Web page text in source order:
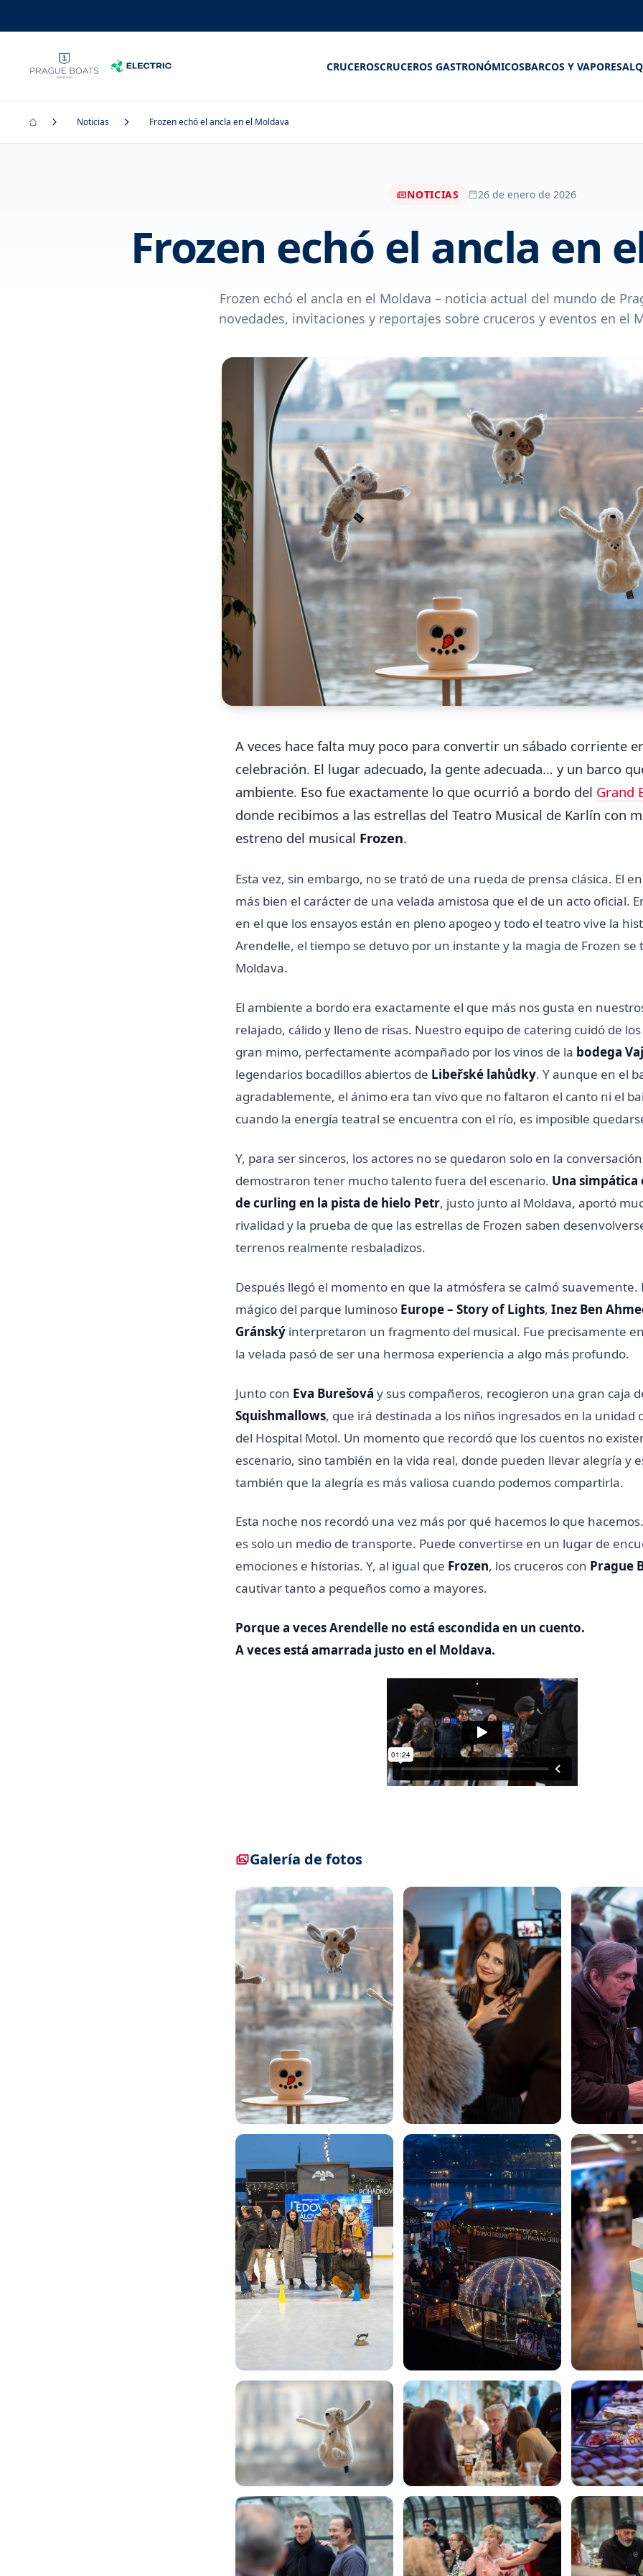
CRUCEROSCRUCEROS GASTRONÓMICOSBARCOS Y VAPORES
Noticias Frozen echó el ancla en el Moldava
NOTICIAS 26 de enero de 2026
Frozen echó el ancla en
Frozen echó el ancla en el Moldava – noticia actual del mundo de
novedades, invitaciones y reportajes sobre cruceros y eventos en el
A veces hace falta muy poco para convertir un sábado corriente
celebración. El lugar adecuado, la gente adecuada… y un barco
ambiente. Eso fue exactamente lo que ocurrió a bordo del Grand
donde recibimos a las estrellas del Teatro Musical de Karlín con
estreno del musical Frozen.
Esta vez, sin embargo, no se trató de una rueda de prensa clásica. El
más bien el carácter de una velada amistosa que el de un acto oficial.
en el que los ensayos están en pleno apogeo y todo el teatro vive la
Arendelle, el tiempo se detuvo por un instante y la magia de Frozen se
Moldava.
El ambiente a bordo era exactamente el que más nos gusta en
relajado, cálido y lleno de risas. Nuestro equipo de catering cuidó de
gran mimo, perfectamente acompañado por los vinos de la bodega
legendarios bocadillos abiertos de Libeřské lahůdky. Y aunque en el
agradablemente, el ánimo era tan vivo que no faltaron el canto ni el
cuando la energía teatral se encuentra con el río, es imposible
Y, para ser sinceros, los actores no se quedaron solo en la
demostraron tener mucho talento fuera del escenario. Una
de curling en la pista de hielo Petr, justo junto al Moldava, aportó
rivalidad y la prueba de que las estrellas de Frozen saben
terrenos realmente resbaladizos.
Después llegó el momento en que la atmósfera se calmó suavemente.
mágico del parque luminoso Europe – Story of Lights, Inez Ben
Gránský interpretaron un fragmento del musical. Fue precisamente
la velada pasó de ser una hermosa experiencia a algo más profundo.
Junto con Eva Burešová y sus compañeros, recogieron una gran caja
Squishmallows, que irá destinada a los niños ingresados en la unidad
del Hospital Motol. Un momento que recordó que los cuentos no
escenario, sino también en la vida real, donde pueden llevar alegría y
también que la alegría es más valiosa cuando podemos compartirla.
Esta noche nos recordó una vez más por qué hacemos lo que
es solo un medio de transporte. Puede convertirse en un lugar de
emociones e historias. Y, al igual que Frozen, los cruceros con Prague
cautivar tanto a pequeños como a mayores.
Porque a veces Arendelle no está escondida en un cuento.
A veces está amarrada justo en el Moldava.
Galería de fotos